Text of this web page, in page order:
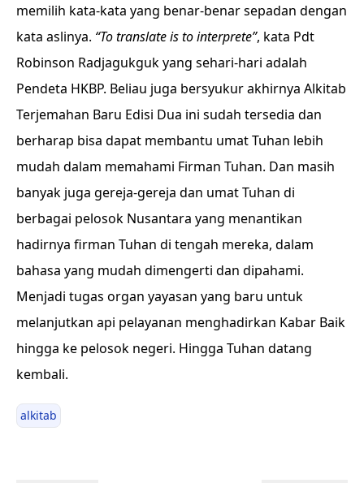
memilih kata-kata yang benar-benar sepadan dengan
kata aslinya. “To translate is to interprete”, kata Pdt
Robinson Radjagukguk yang sehari-hari adalah
Pendeta HKBP. Beliau juga bersyukur akhirnya Alkitab
Terjemahan Baru Edisi Dua ini sudah tersedia dan
berharap bisa dapat membantu umat Tuhan lebih
mudah dalam memahami Firman Tuhan. Dan masih
banyak juga gereja-gereja dan umat Tuhan di
berbagai pelosok Nusantara yang menantikan
hadirnya firman Tuhan di tengah mereka, dalam
bahasa yang mudah dimengerti dan dipahami.
Menjadi tugas organ yayasan yang baru untuk
melanjutkan api pelayanan menghadirkan Kabar Baik
hingga ke pelosok negeri. Hingga Tuhan datang
kembali.
alkitab